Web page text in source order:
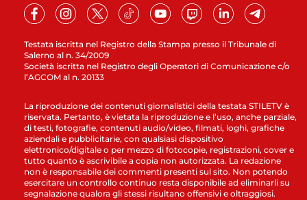
Testata iscritta nel Registro della Stampa presso il Tribunale di
Salerno al n. 34/2009
Società iscritta nel Registro degli Operatori di Comunicazione c/o
l’AGCOM al n. 20133
La riproduzione dei contenuti giornalistici della testata STILETV è
riservata. Pertanto, è vietata la riproduzione e l’uso, anche parziale,
di testi, fotografie, contenuti audio/video, filmati, loghi, grafiche
aziendali e pubblicitarie, con qualsiasi dispositivo
elettronico/digitale o per mezzo di fotocopie, registrazioni, cover e
tutto quanto è ascrivibile a copia non autorizzata. La redazione
non è responsabile dei commenti presenti sul sito. Non potendo
esercitare un controllo continuo resta disponibile ad eliminarli su
segnalazione qualora gli stessi risultano offensivi e oltraggiosi.